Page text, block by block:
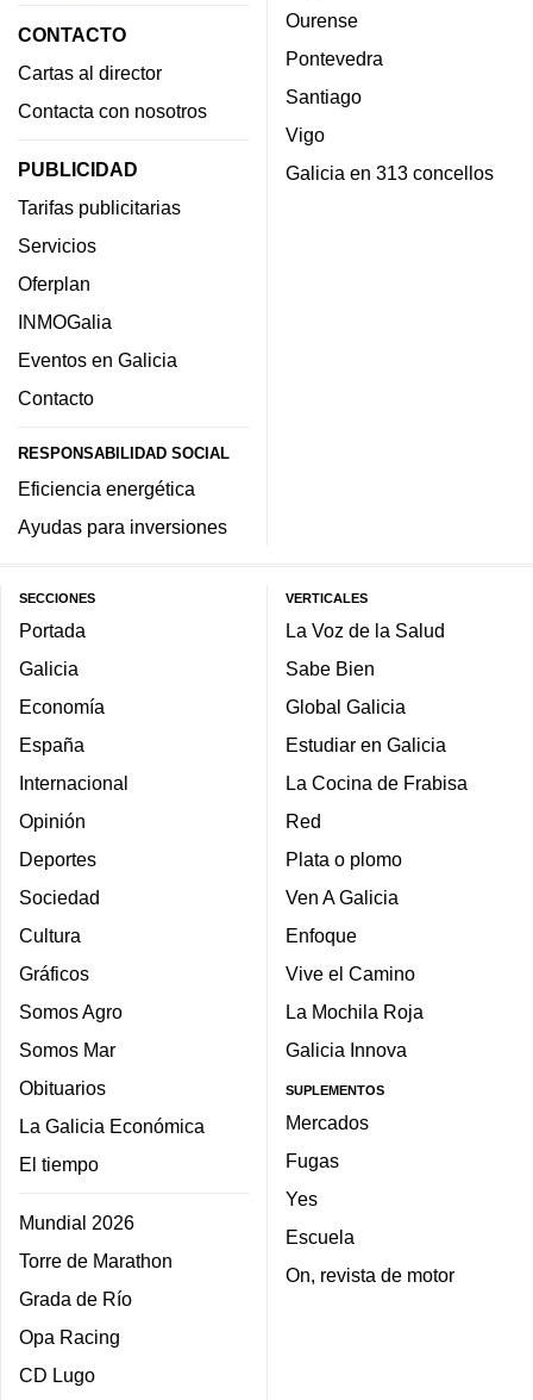
CONTACTO
Cartas al director
Contacta con nosotros
PUBLICIDAD
Tarifas publicitarias
Servicios
Oferplan
INMOGalia
Eventos en Galicia
Contacto
RESPONSABILIDAD SOCIAL
Eficiencia energética
Ayudas para inversiones
Ourense
Pontevedra
Santiago
Vigo
Galicia en 313 concellos
SECCIONES
Portada
Galicia
Economía
España
Internacional
Opinión
Deportes
Sociedad
Cultura
Gráficos
Somos Agro
Somos Mar
Obituarios
La Galicia Económica
El tiempo
Mundial 2026
Torre de Marathon
Grada de Río
Opa Racing
CD Lugo
VERTICALES
La Voz de la Salud
Sabe Bien
Global Galicia
Estudiar en Galicia
La Cocina de Frabisa
Red
Plata o plomo
Ven A Galicia
Enfoque
Vive el Camino
La Mochila Roja
Galicia Innova
SUPLEMENTOS
Mercados
Fugas
Yes
Escuela
On, revista de motor